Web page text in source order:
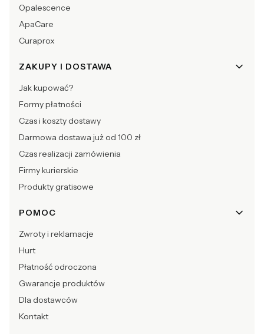
Opalescence
ApaCare
Curaprox
ZAKUPY I DOSTAWA
Jak kupować?
Formy płatności
Czas i koszty dostawy
Darmowa dostawa już od 100 zł
Czas realizacji zamówienia
Firmy kurierskie
Produkty gratisowe
POMOC
Zwroty i reklamacje
Hurt
Płatność odroczona
Gwarancje produktów
Dla dostawców
Kontakt